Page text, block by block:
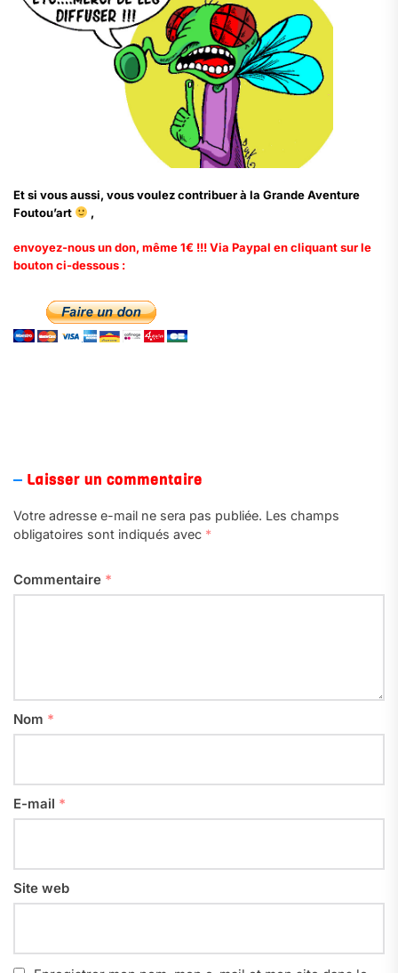
Et si vous aussi, vous voulez contribuer à la Grande Aventure
Foutou’art
,
envoyez-nous un don, même 1€ !!! Via Paypal en cliquant sur le
bouton ci-dessous :
Laisser un commentaire
Votre adresse e-mail ne sera pas publiée. Les champs
obligatoires sont indiqués avec *
Commentaire *
Nom *
E-mail *
Site web